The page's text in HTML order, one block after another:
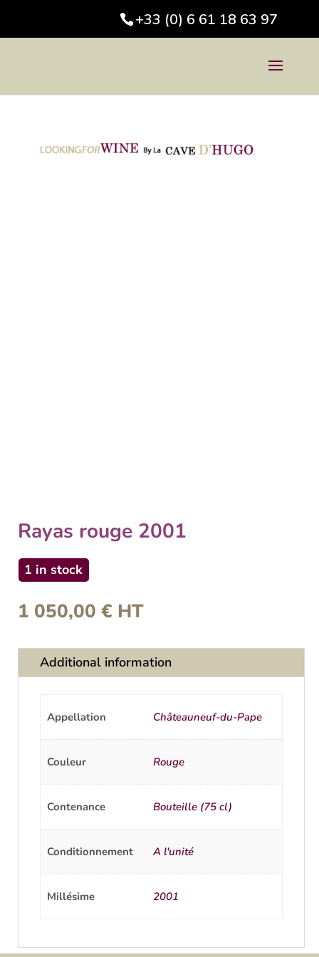
+33 (0) 6 61 18 63 97
Rayas rouge 2001
1 in stock
1 050,00 € HT
Additional information
Appellation Châteauneuf-du-Pape
Couleur Rouge
Contenance Bouteille (75 cl)
Conditionnement A l'unité
Millésime 2001